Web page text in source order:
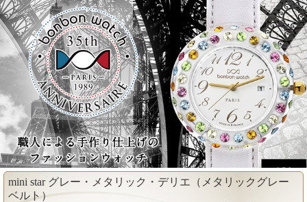
mini star グレー・メタリック・デリエ（メタリックグレー
ベルト）